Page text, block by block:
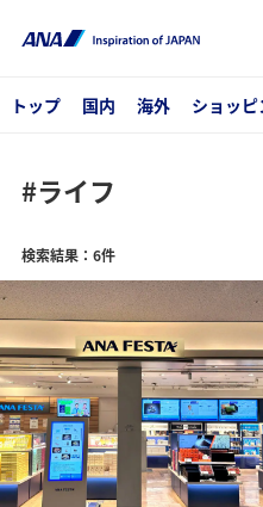
トップ 国内 海外 ショッ
#ライフ
検索結果：6件